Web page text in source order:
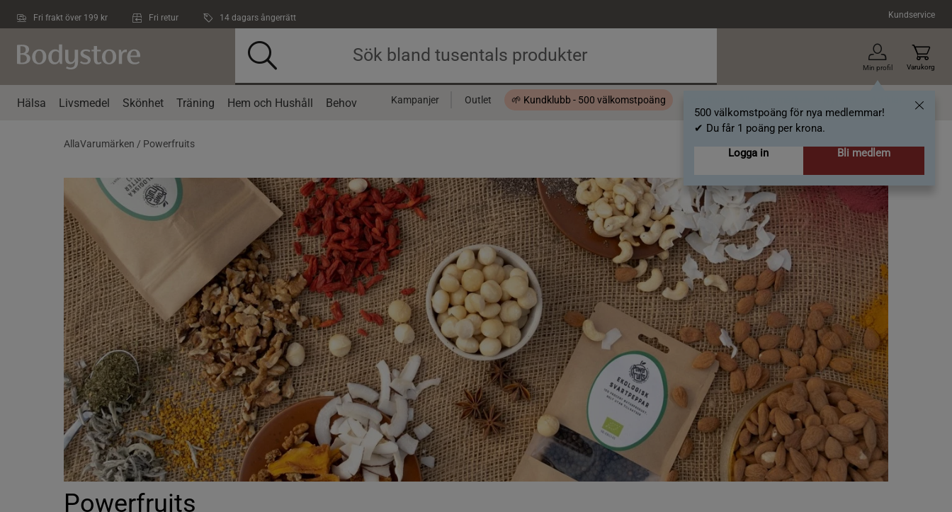
Fri frakt över 199 kr Fri retur 14 dagars ångerrätt Kundservice
Min profil
500 välkomstpoäng för nya medlemmar!
✔ Du får 1 poäng per krona.
Logga in
Bli medlem
Varukorg
Hälsa Livsmedel Skönhet Träning Hem och Hushåll Behov Kampanjer Outlet 🌱 Kundklubb - 500 välkomstpoäng
AllaVarumärken / Powerfruits
Powerfruits